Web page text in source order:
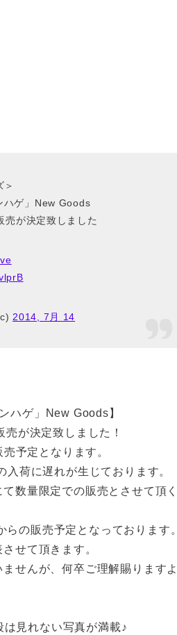
＞
ハゲ」New Goods
が決定致しました
2014, 7月 14
ハゲ」New Goods】
が決定致しました！
予定となります。
荷に遅れが生じております。
数量限定での販売とさせて頂く
の販売予定となっております。
せて頂きます。
せんが、何卒ご理解賜りますよ
は見れない写真が満載♪